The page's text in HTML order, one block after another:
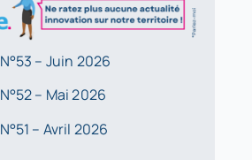
– Juin 2026
– Mai 2026
– Avril 2026